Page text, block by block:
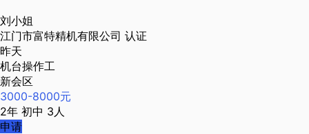
刘小姐
江门市富特精机有限公司 认证
昨天
机台操作工
新会区
3000-8000元
2年 初中 3人
申请